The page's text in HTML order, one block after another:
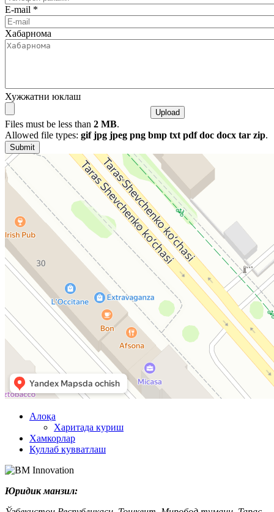
E-mail *
Хабарнома
Хужжатни юклаш
Files must be less than 2 MB.
Allowed file types: gif jpg jpeg png bmp txt pdf doc docx tar zip.
Алоқа
Харитада куриш
Хамкорлар
Куллаб кувватлаш
Юридик манзил: